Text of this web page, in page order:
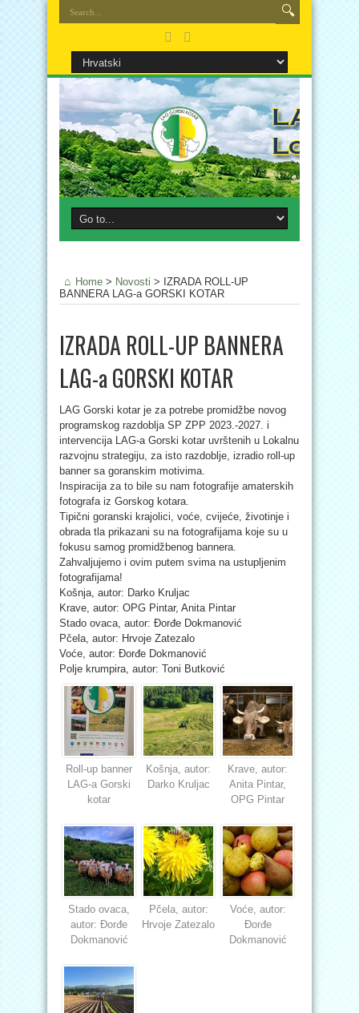
Home > Novosti > IZRADA ROLL-UP
BANNERA LAG-a GORSKI KOTAR
IZRADA ROLL-UP BANNERA
LAG-a GORSKI KOTAR
LAG Gorski kotar je za potrebe promidžbe novog
programskog razdoblja SP ZPP 2023.-2027. i
intervencija LAG-a Gorski kotar uvrštenih u Lokalnu
razvojnu strategiju, za isto razdoblje, izradio roll-up
banner sa goranskim motivima.
Inspiracija za to bile su nam fotografije amaterskih
fotografa iz Gorskog kotara.
Tipični goranski krajolici, voće, cvijeće, životinje i
obrada tla prikazani su na fotografijama koje su u
fokusu samog promidžbenog bannera.
Zahvaljujemo i ovim putem svima na ustupljenim
fotografijama!
Košnja, autor: Darko Kruljac
Krave, autor: OPG Pintar, Anita Pintar
Stado ovaca, autor: Đorđe Dokmanović
Pčela, autor: Hrvoje Zatezalo
Voće, autor: Đorđe Dokmanović
Polje krumpira, autor: Toni Butković
Roll-up banner
LAG-a Gorski
kotar
Košnja, autor:
Darko Kruljac
Krave, autor:
Anita Pintar,
OPG Pintar
Stado ovaca,
autor: Đorđe
Dokmanović
Pčela, autor:
Hrvoje Zatezalo
Voće, autor:
Đorđe
Dokmanović